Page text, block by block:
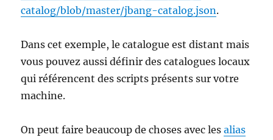
catalog/blob/master/jbang-catalog.json.
Dans cet exemple, le catalogue est distant mais
vous pouvez aussi définir des catalogues locaux
qui référencent des scripts présents sur votre
machine.
On peut faire beaucoup de choses avec lesalias